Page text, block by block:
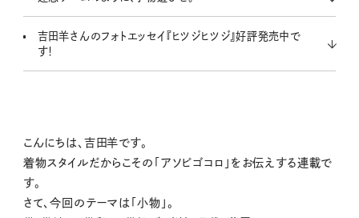
吉田羊さんのフォトエッセイ『ヒツジヒツジ』好評発売中で
す！
こんにちは、吉田羊です。
着物スタイルだからこその「アソビゴコロ」をお伝えする連載で
す。
さて、今回のテーマは「小物」。